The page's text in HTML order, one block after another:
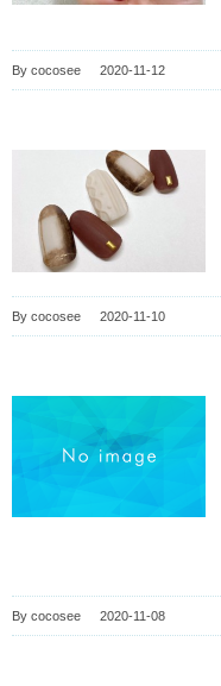
By cocosee 2020-11-12
By cocosee 2020-11-10
By cocosee 2020-11-08